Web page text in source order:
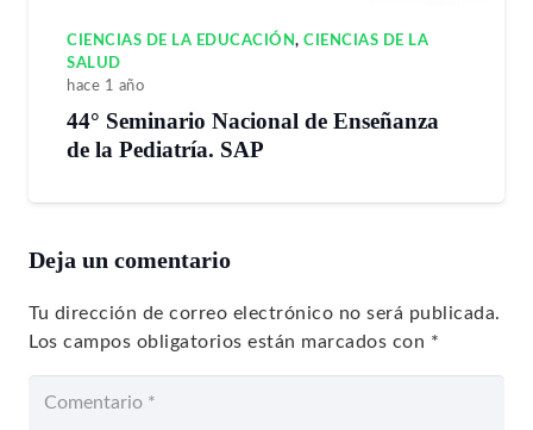
CIENCIAS DE LA EDUCACIÓN,CIENCIAS DE LA
SALUD
hace 1 año
44° Seminario Nacional de Enseñanza
de la Pediatría. SAP
Deja un comentario
Tu dirección de correo electrónico no será publicada.
Los campos obligatorios están marcados con *